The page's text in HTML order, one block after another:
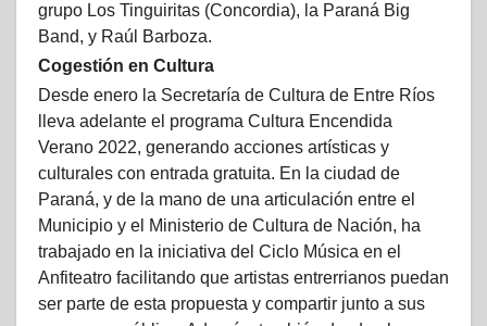
grupo Los Tinguiritas (Concordia), la Paraná Big
Band, y Raúl Barboza.
Cogestión en Cultura
Desde enero la Secretaría de Cultura de Entre Ríos
lleva adelante el programa Cultura Encendida
Verano 2022, generando acciones artísticas y
culturales con entrada gratuita. En la ciudad de
Paraná, y de la mano de una articulación entre el
Municipio y el Ministerio de Cultura de Nación, ha
trabajado en la iniciativa del Ciclo Música en el
Anfiteatro facilitando que artistas entrerrianos puedan
ser parte de esta propuesta y compartir junto a sus